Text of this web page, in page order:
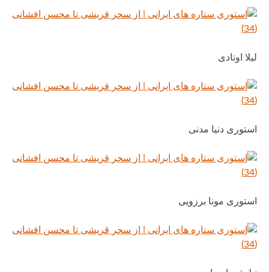
لیلا اوتادی
استوری دنیا مدنی
استوری مونا برزویی